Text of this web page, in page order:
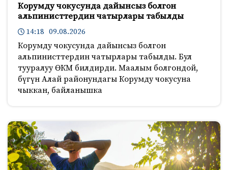
Корумду чокусунда дайынсыз болгон
альпинисттердин чатырлары табылды
14:18 09.08.2026
Корумду чокусунда дайынсыз болгон
альпинисттердин чатырлары табылды. Бул
тууралуу ӨКМ билдирди. Маалым болгондой,
бүгүн Алай районундагы Корумду чокусуна
чыккан, байланышка